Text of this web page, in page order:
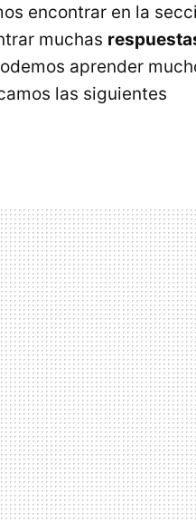
encontrar en la
muchas
aprender
las siguientes